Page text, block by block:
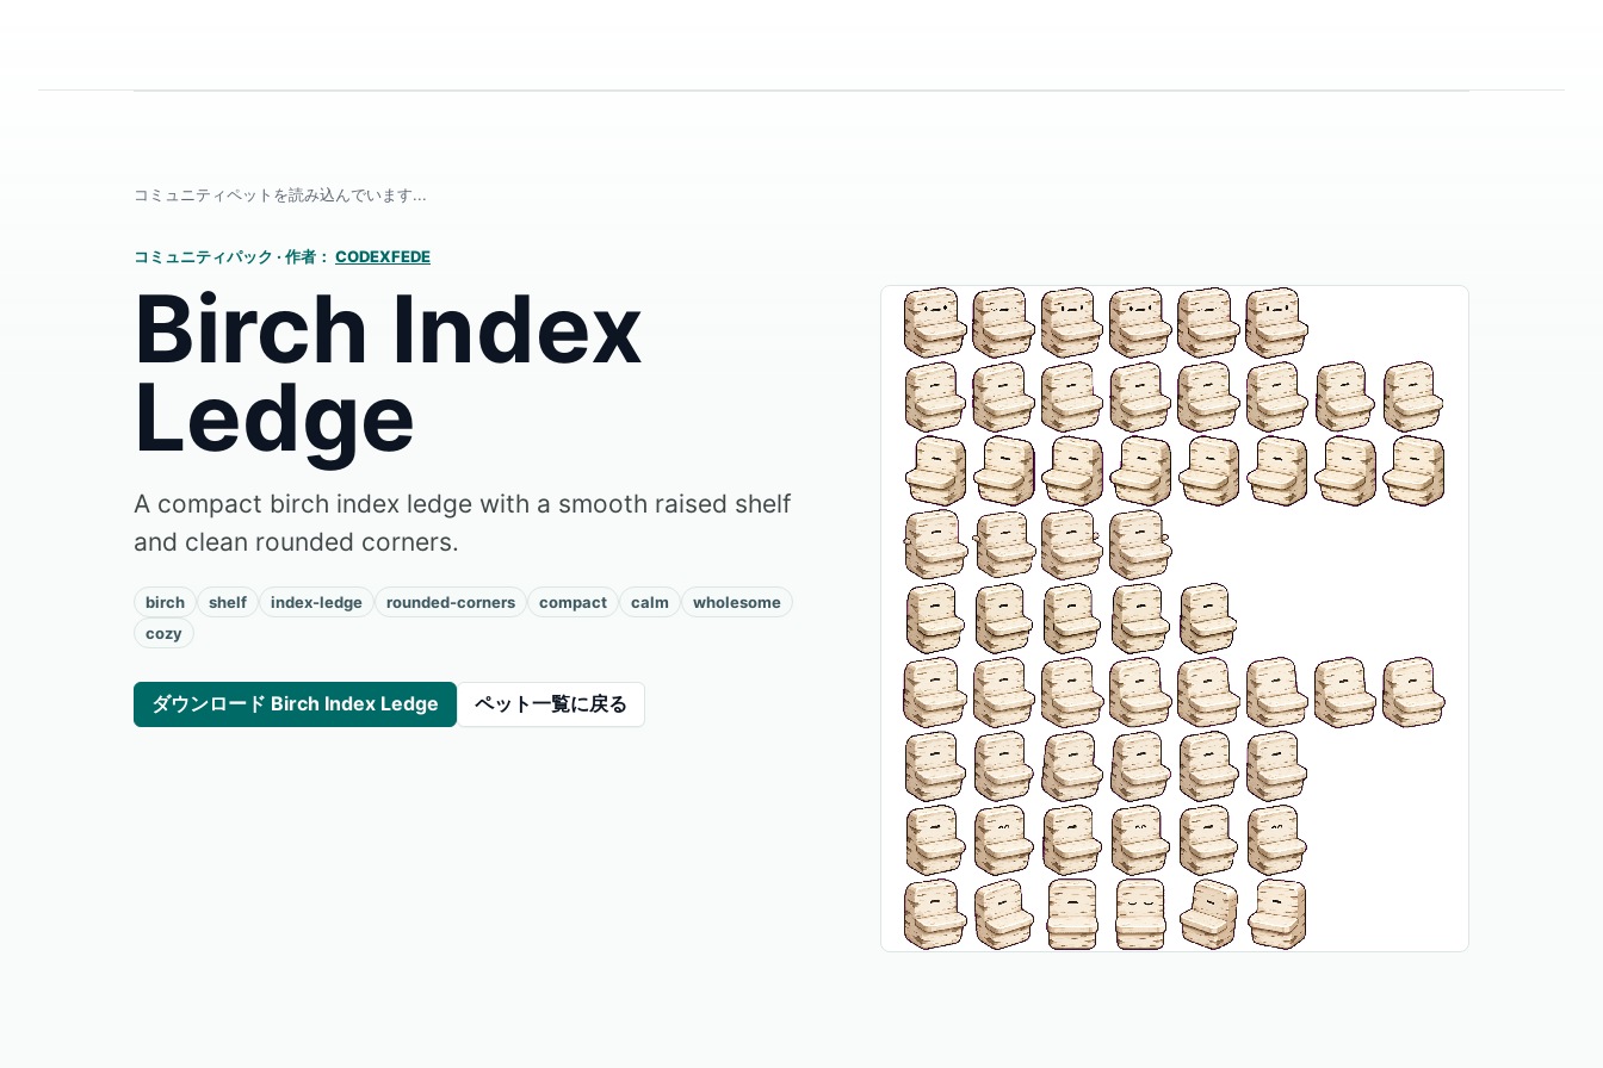
コミュニティペットを読み込んでいます...
コミュニティパック · 作者： CODEXFEDE
Birch Index
Ledge
A compact birch index ledge with a smooth raised shelf
and clean rounded corners.
birch shelf index-ledge rounded-corners compact calm
wholesome
cozy
ダウンロード Birch Index Ledge ペット一覧に戻る